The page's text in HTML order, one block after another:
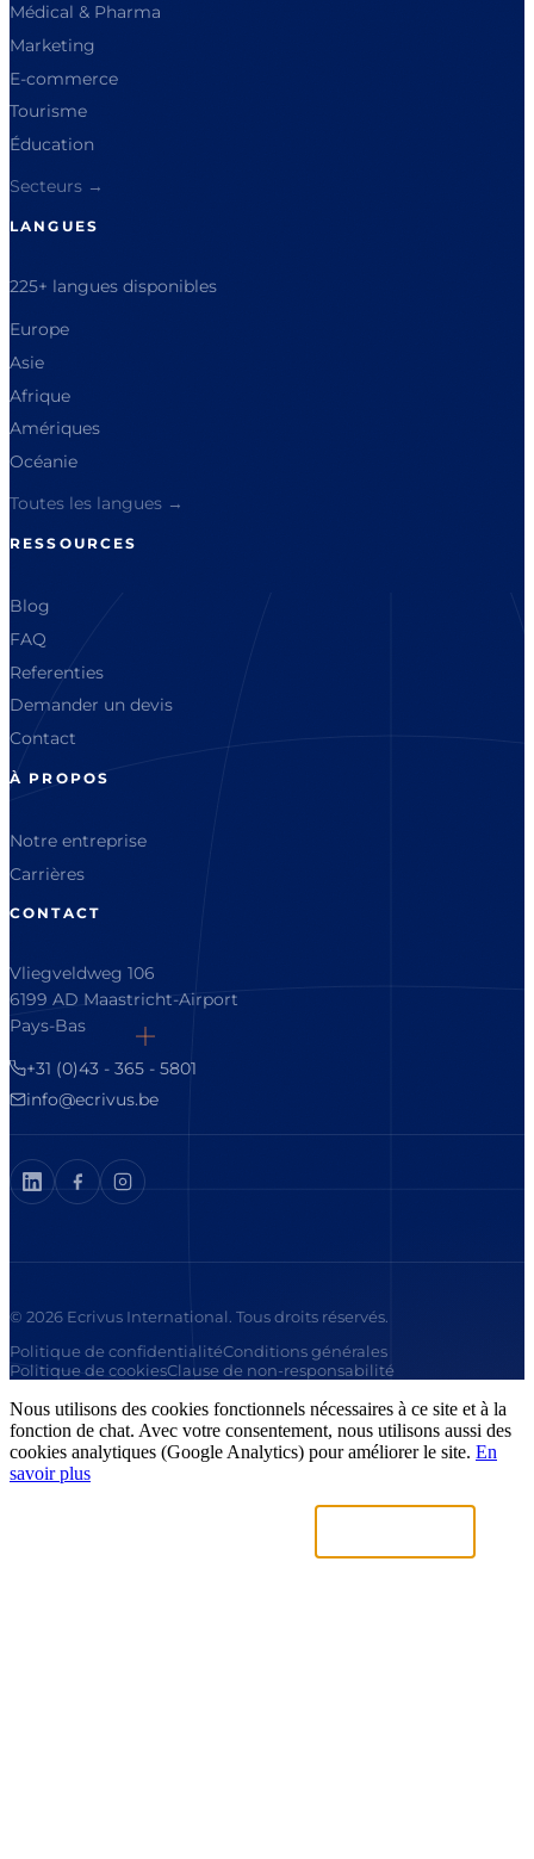
Médical & Pharma
Marketing
E-commerce
Tourisme
Éducation
Secteurs →
LANGUES
225+ langues disponibles
Europe
Asie
Afrique
Amériques
Océanie
Toutes les langues →
RESSOURCES
Blog
FAQ
Referenties
Demander un devis
Contact
À PROPOS
Notre entreprise
Carrières
CONTACT
Vliegveldweg 106
6199 AD Maastricht-Airport
Pays-Bas
+31 (0)43 - 365 - 5801
info@ecrivus.be
© 2026 Ecrivus International. Tous droits réservés.
Politique de confidentialitéConditions générales
Politique de cookiesClause de non-responsabilité
Nous utilisons des cookies fonctionnels nécessaires à ce site et à la
fonction de chat. Avec votre consentement, nous utilisons aussi des
cookies analytiques (Google Analytics) pour améliorer le site. En
savoir plus